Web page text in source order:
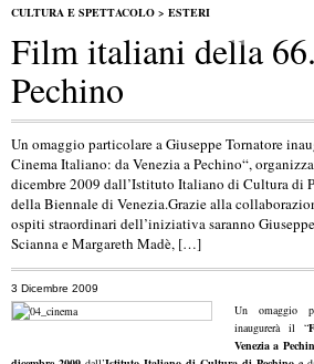
CULTURA E SPETTACOLO > ESTERI
Film italiani della
Pechino
Un omaggio particolare a Giuseppe Tornatore
Cinema Italiano: da Venezia a Pechino“,
dicembre 2009 dall’Istituto Italiano di Cultura di
della Biennale di Venezia.Grazie alla
ospiti straordinari dell’iniziativa saranno
Scianna e Margareth Madè, […]
3 Dicembre 2009
Un omaggio
inaugurerà il “
Venezia a